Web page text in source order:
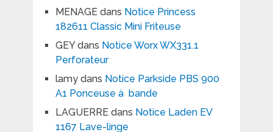
MENAGEdans Notice Princess
182611 Classic Mini Friteuse
GEYdans Notice Worx WX331.1
Perforateur
lamydans Notice Parkside PBS 900
A1 Ponceuse à bande
LAGUERREdans Notice Laden EV
1167 Lave-linge